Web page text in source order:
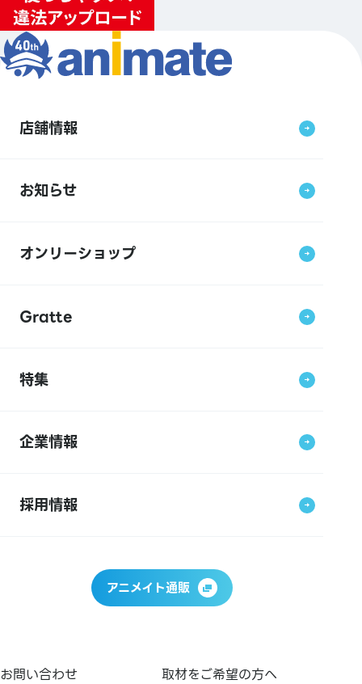
店舗情報
お知らせ
オンリーショップ
Gratte
特集
企業情報
採用情報
アニメイト通販
お問い合わせ 取材をご希望の方へ